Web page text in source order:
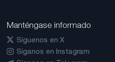
Manténgase informado
Síguenos en X
Síganos en Instagram